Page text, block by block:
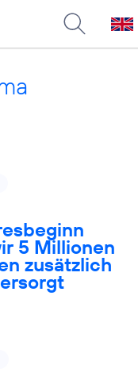
5 Millionen
zusätzlich